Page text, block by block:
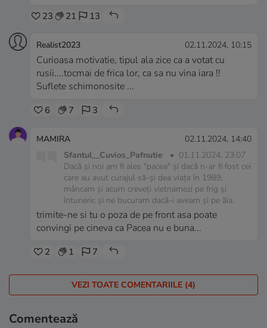
23 21 13
Realist2023 02.11.2024, 10:15
Curioasa motivatie, tipul ala zice ca a votat cu
rusii....tocmai de frica lor, ca sa nu vina iara !!
Suflete schimonosite ...
6 7 3
MAMIRA
02.11.2024, 14:40
Sfantul__Cuvios_Pafnutie
• 01.11.2024, 23:07
Dacă și noi am fi ales "pacea" şi dacă n-ar fi fost cei
care au avut curajul să-şi dea viaţa în 1989,
mâncam şi acum creveţi vietnamezi pe frig şi
întuneric şi ne bucuram dacă-i aveam şi pe ăia.
trimite-ne si tu o poza de pe front asa poate
convingi pe cineva ca Pacea nu e buna...
2 1 7
VEZI TOATE COMENTARIILE (4)
Comentează